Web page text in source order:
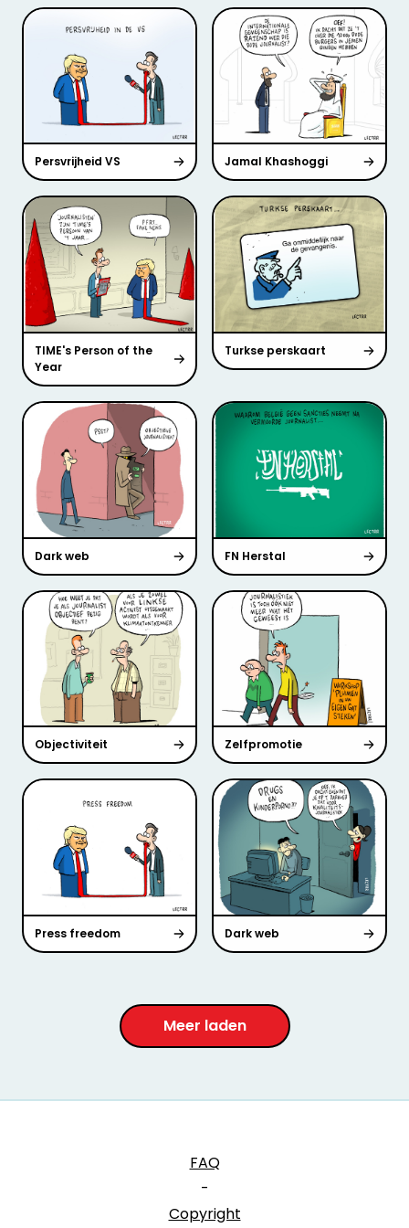
Persvrijheid VS Jamal Khashoggi
TIME's Person of the
Year
Turkse perskaart
Dark web FN Herstal
Objectiviteit Zelfpromotie
Press freedom Dark web
Meer laden
FAQ
-
Copyright